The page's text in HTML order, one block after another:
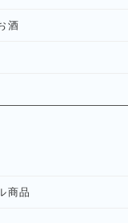
酒
商品